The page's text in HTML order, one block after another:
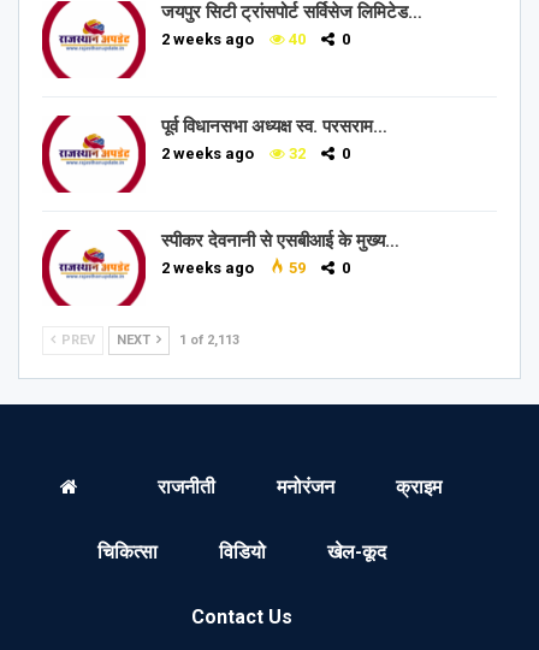
जयपुर सिटी ट्रांसपोर्ट सर्विसेज लिमिटेड…
2 weeks ago 40 0
पूर्व विधानसभा अध्यक्ष स्व. परसराम…
2 weeks ago 32 0
स्पीकर देवनानी से एसबीआई के मुख्य…
2 weeks ago 59 0
PREV NEXT 1 of 2,113
राजनीती मनोरंजन क्राइम
चिकित्सा विडियो खेल-कूद
Contact Us